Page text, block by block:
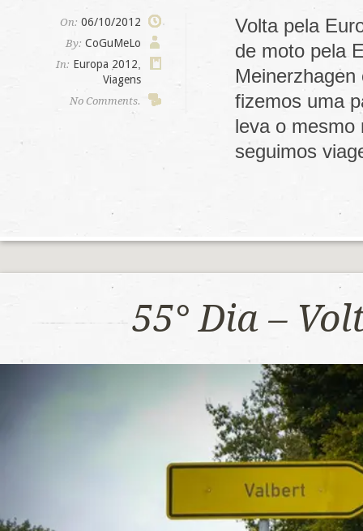
On: 06/10/2012
By: CoGuMeLo
In: Europa 2012
Viagens
No Comments.
Volta pela
de moto pela
fizemos uma
leva o mesmo
seguimos
55° Dia –